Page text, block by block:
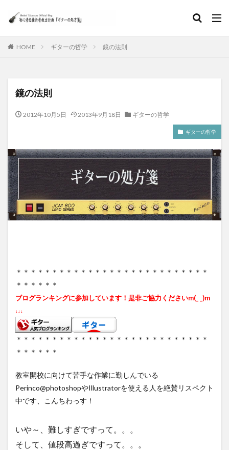
HOME ギターの哲学 鏡の法則
鏡の法則
2012年10月5日 2013年9月18日 ギターの哲学
ギターの哲学
＊＊＊＊＊＊＊＊＊＊＊＊＊＊＊＊＊＊＊＊＊＊＊＊＊＊＊
＊＊＊＊＊＊
ブログランキングに参加しています！是非ご協力くださいm(_ _)m
↓↓↓
＊＊＊＊＊＊＊＊＊＊＊＊＊＊＊＊＊＊＊＊＊＊＊＊＊＊＊
＊＊＊＊＊＊
教室開校に向けて苦手な作業に勤しんでいる
Perinco@photoshopやIllustratorを使える人を絶賛リスペクト
中です、こんちわっす！
いや～、難しすぎですって。。。
そして、値段高過ぎですって。。。